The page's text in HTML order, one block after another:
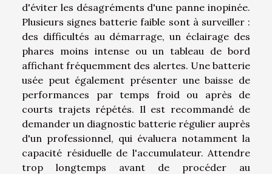
d'éviter les désagréments d'une panne inopinée.
Plusieurs signes batterie faible sont à surveiller :
des difficultés au démarrage, un éclairage des
phares moins intense ou un tableau de bord
affichant fréquemment des alertes. Une batterie
usée peut également présenter une baisse de
performances par temps froid ou après de
courts trajets répétés. Il est recommandé de
demander un diagnostic batterie régulier auprès
d'un professionnel, qui évaluera notamment la
capacité résiduelle de l'accumulateur. Attendre
trop longtemps avant de procéder au